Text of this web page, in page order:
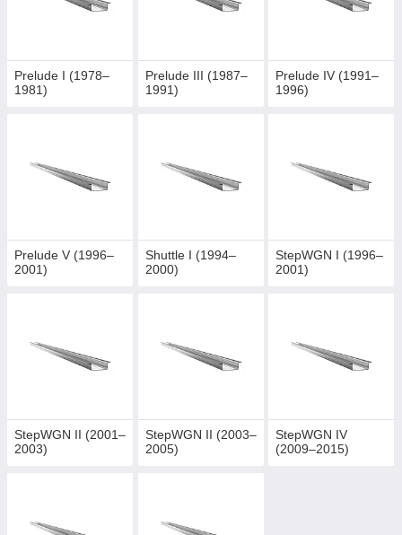
Prelude I (1978–
1981)
Prelude III (1987–
1991)
Prelude IV (1991–
1996)
Prelude V (1996–
2001)
Shuttle I (1994–
2000)
StepWGN I (1996–
2001)
StepWGN II (2001–
2003)
StepWGN II (2003–
2005)
StepWGN IV
(2009–2015)